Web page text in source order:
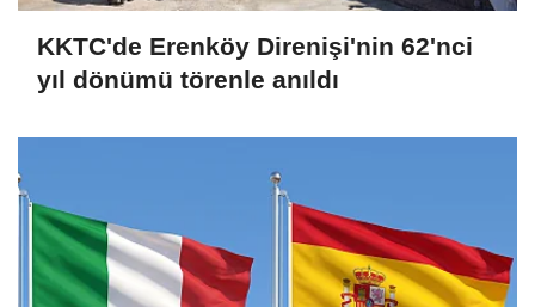
KKTC'de Erenköy Direnişi'nin 62'nci
yıl dönümü törenle anıldı